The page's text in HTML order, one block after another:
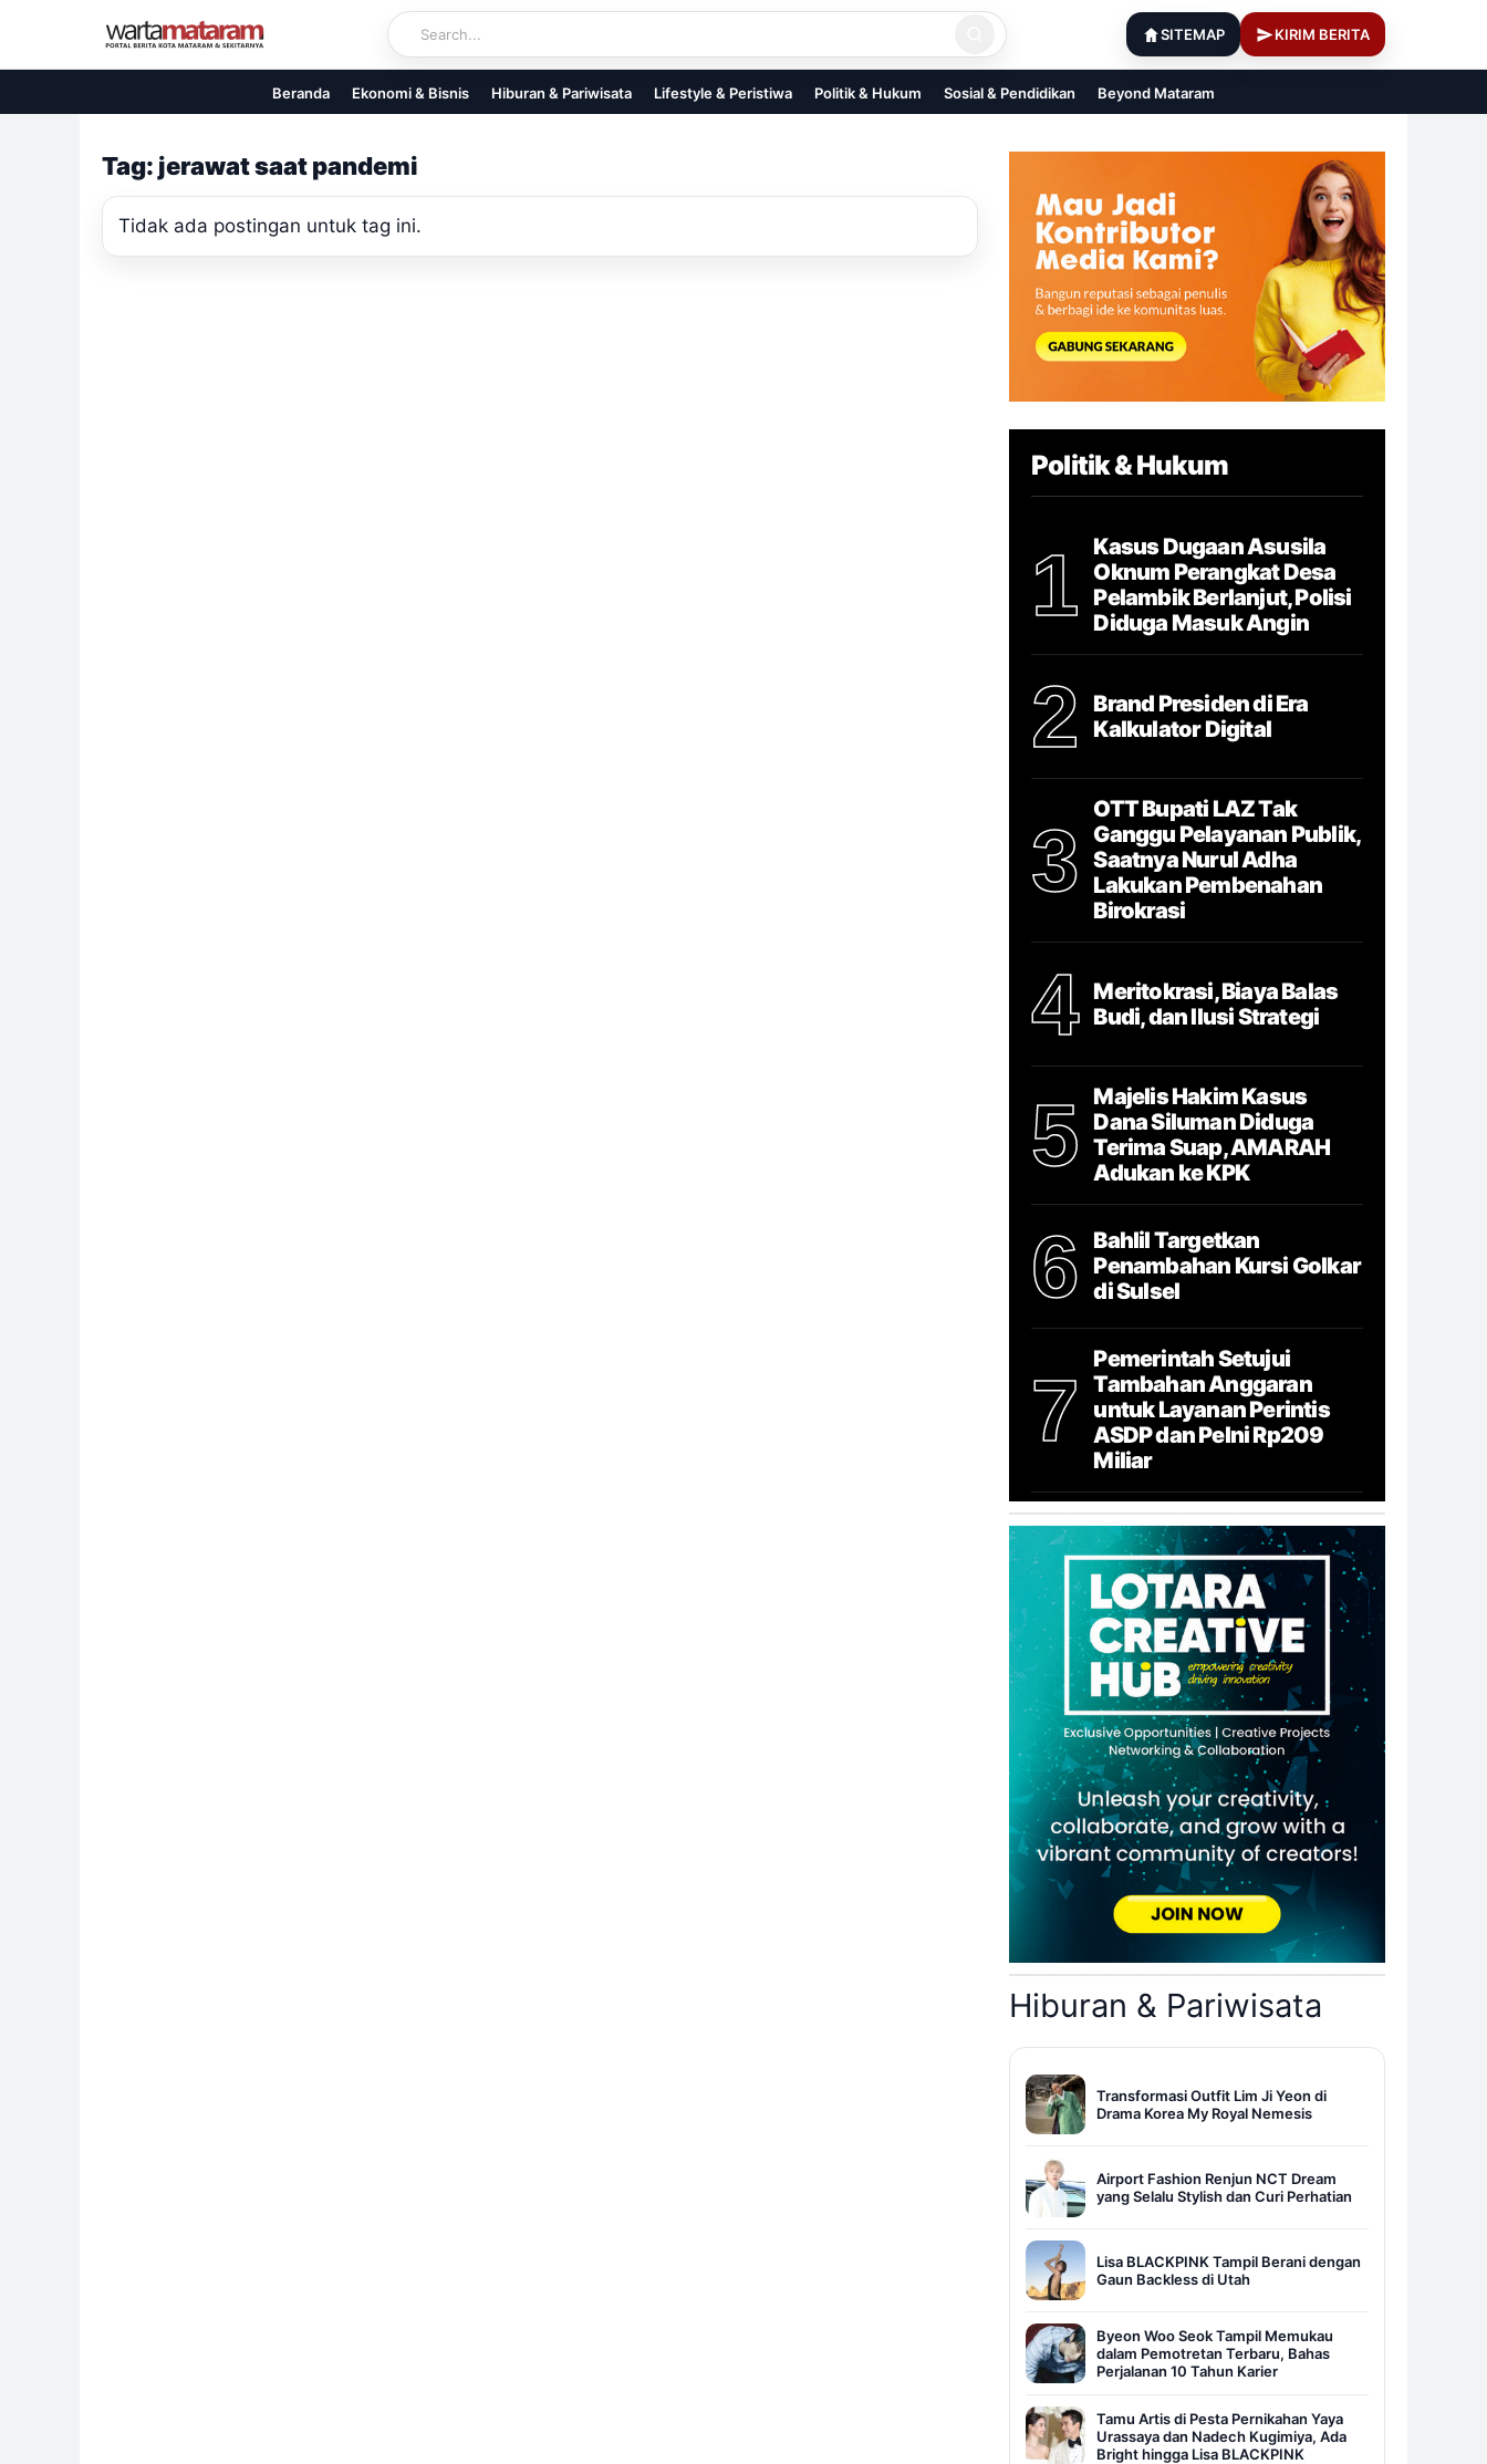
content
SITEMAP KIRIM BERITA
Beranda Ekonomi & Bisnis Hiburan & Pariwisata Lifestyle & Peristiwa Politik & Hukum Sosial & Pendidikan Beyond Mataram
Tag: jerawat saat pandemi
Tidak ada postingan untuk tag ini.
Politik & Hukum
1
Kasus Dugaan Asusila
Oknum Perangkat Desa
Pelambik Berlanjut, Polisi
Diduga Masuk Angin
2
Brand Presiden di Era
Kalkulator Digital
3
OTT Bupati LAZ Tak
Ganggu Pelayanan Publik,
Saatnya Nurul Adha
Lakukan Pembenahan
Birokrasi
4
Meritokrasi, Biaya Balas
Budi, dan Ilusi Strategi
5
Majelis Hakim Kasus
Dana Siluman Diduga
Terima Suap, AMARAH
Adukan ke KPK
6
Bahlil Targetkan
Penambahan Kursi Golkar
di Sulsel
7
Pemerintah Setujui
Tambahan Anggaran
untuk Layanan Perintis
ASDP dan Pelni Rp209
Miliar
Hiburan & Pariwisata
Transformasi Outfit Lim Ji Yeon di
Drama Korea My Royal Nemesis
Airport Fashion Renjun NCT Dream
yang Selalu Stylish dan Curi Perhatian
Lisa BLACKPINK Tampil Berani dengan
Gaun Backless di Utah
Byeon Woo Seok Tampil Memukau
dalam Pemotretan Terbaru, Bahas
Perjalanan 10 Tahun Karier
Tamu Artis di Pesta Pernikahan Yaya
Urassaya dan Nadech Kugimiya, Ada
Bright hingga Lisa BLACKPINK